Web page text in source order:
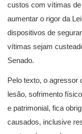
custos com vítimas
aumentar o rigor da
dispositivos de
vítimas sejam
Senado.
Pelo texto, o agressor
lesão, sofrimento
e patrimonial, fica
causados, inclusive